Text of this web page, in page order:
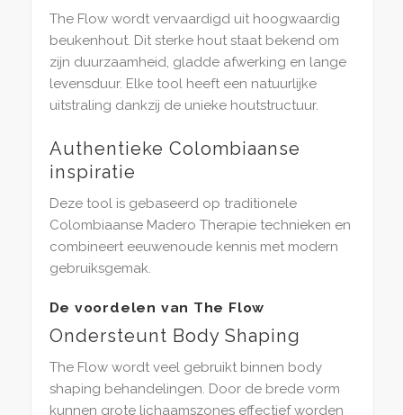
The Flow wordt vervaardigd uit hoogwaardig
beukenhout. Dit sterke hout staat bekend om
zijn duurzaamheid, gladde afwerking en lange
levensduur. Elke tool heeft een natuurlijke
uitstraling dankzij de unieke houtstructuur.
Authentieke Colombiaanse
inspiratie
Deze tool is gebaseerd op traditionele
Colombiaanse Madero Therapie technieken en
combineert eeuwenoude kennis met modern
gebruiksgemak.
De voordelen van The Flow
Ondersteunt Body Shaping
The Flow wordt veel gebruikt binnen body
shaping behandelingen. Door de brede vorm
kunnen grote lichaamszones effectief worden